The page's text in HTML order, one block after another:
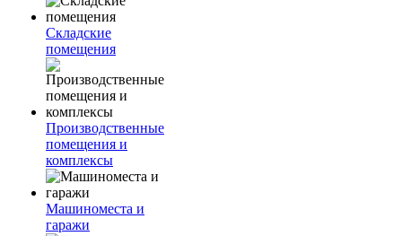
Складские
помещения
Производственные
помещения и
комплексы
Машиноместа и
гаражи